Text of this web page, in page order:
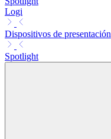
Logi
Dispositivos de presentación
Spotlight